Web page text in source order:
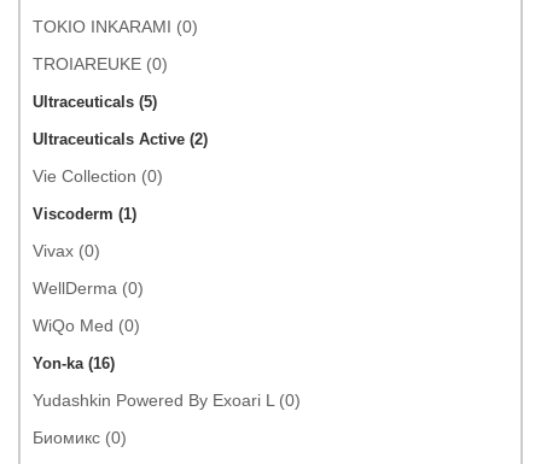
TOKIO INKARAMI (0)
TROIAREUKE (0)
Ultraceuticals (5)
Ultraceuticals Active (2)
Vie Collection (0)
Viscoderm (1)
Vivax (0)
WellDerma (0)
WiQo Med (0)
Yon-ka (16)
Yudashkin Powered By Exoari L (0)
Биомикс (0)